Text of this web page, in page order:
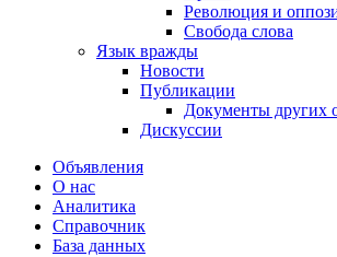
Революция и
Свобода слова
Язык вражды
Новости
Публикации
Документы других
Дискуссии
Объявления
О нас
Аналитика
Справочник
База данных